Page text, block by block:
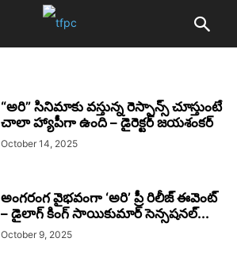
“అరి” సినిమాకు వస్తున్న రెస్పాన్స్ చూస్తుంటే
చాలా హ్యాపీగా ఉంది – డైరెక్టర్ జయశంకర్
October 14, 2025
అంగరంగ వైభవంగా ‘అరి’ ప్రీ రిలీజ్ ఈవెంట్
– డైలాగ్ కింగ్ సాయికుమార్ సెన్సషనల్...
October 9, 2025